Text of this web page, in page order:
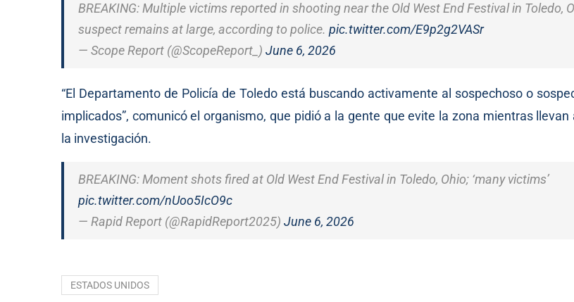
BREAKING: Multiple victims reported in shooting near the Old West End Festival in Toledo,
suspect remains at large, according to police. pic.twitter.com/E9p2g2VASr
— Scope Report (@ScopeReport_) June 6, 2026
“El Departamento de Policía de Toledo está buscando activamente al sospechoso o
implicados”, comunicó el organismo, que pidió a la gente que evite la zona mientras llevan
la investigación.
BREAKING: Moment shots fired at Old West End Festival in Toledo, Ohio; ‘many victims’
pic.twitter.com/nUoo5IcO9c
— Rapid Report (@RapidReport2025) June 6, 2026
ESTADOS UNIDOS